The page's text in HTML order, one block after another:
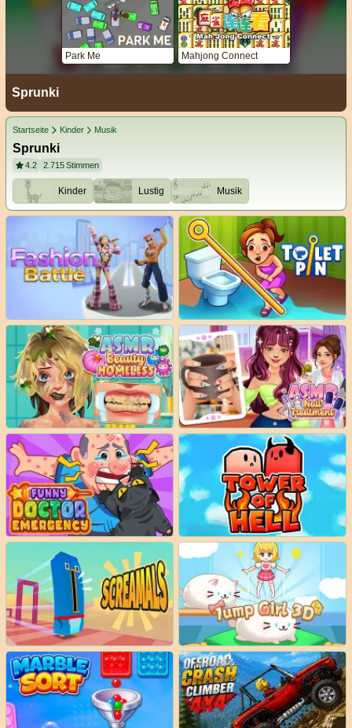
Park Me Mahjong Connect
Sprunki
Startseite Kinder Musik
Sprunki
4.2 2.715Stimmen
Kinder Lustig Musik